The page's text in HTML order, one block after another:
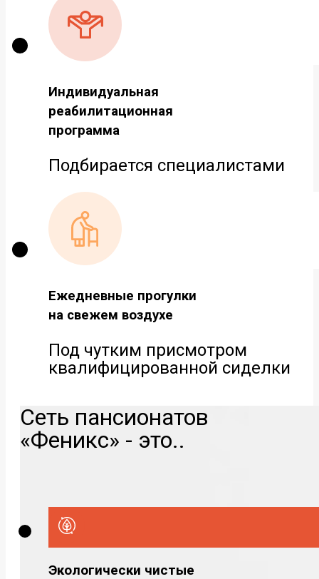
Индивидуальная
реабилитационная
программа
Подбирается специалистами
Ежедневные прогулки
на свежем воздухе
Под чутким присмотром
квалифицированной сиделки
Сеть пансионатов
«Феникс» - это..
Экологически чистые